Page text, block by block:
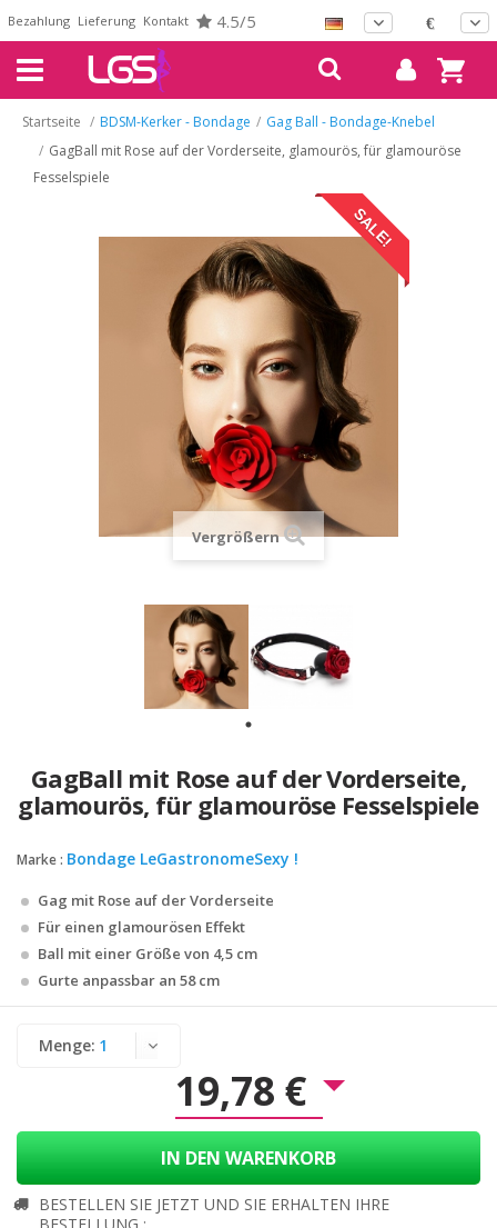
Bezahlung Lieferung Kontakt 4.5/5 €
Startseite / BDSM-Kerker - Bondage / Gag Ball - Bondage-Knebel
/ GagBall mit Rose auf der Vorderseite, glamourös, für glamouröse
Fesselspiele
SALE!
Vergrößern
GagBall mit Rose auf der Vorderseite,
glamourös, für glamouröse Fesselspiele
Marke : Bondage LeGastronomeSexy !
Gag mit Rose auf der Vorderseite
Für einen glamourösen Effekt
Ball mit einer Größe von 4,5 cm
Gurte anpassbar an 58 cm
Menge:
19,78 €
IN DEN WARENKORB
BESTELLEN SIE JETZT UND SIE ERHALTEN IHRE